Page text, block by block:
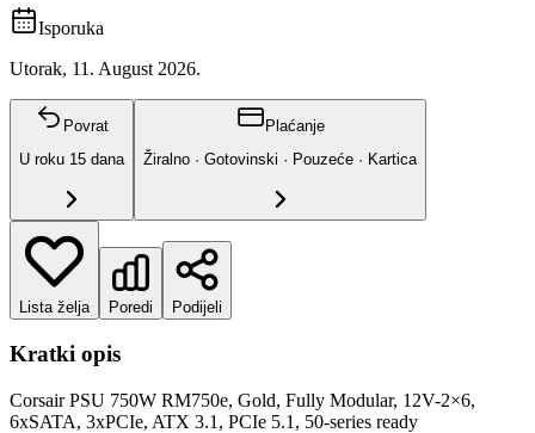
Isporuka
Utorak, 11. August 2026.
Povrat
U roku 15 dana
Plaćanje
Žiralno · Gotovinski · Pouzeće · Kartica
Lista želja Poredi Podijeli
Kratki opis
Corsair PSU 750W RM750e, Gold, Fully Modular, 12V-2×6,
6xSATA, 3xPCIe, ATX 3.1, PCIe 5.1, 50-series ready